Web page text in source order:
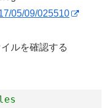
05/09/025510
ルを確認する